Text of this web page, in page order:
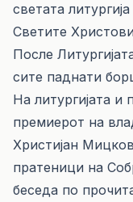
светата
Светите
После
сите паднати
На литургијата
премиерот на
Христијан
пратеници на
беседа по